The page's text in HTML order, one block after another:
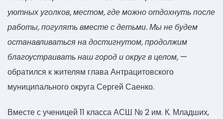
уютных уголков, местом, где можно отдохнуть после
работы, погулять вместе с детьми. Мы не будем
останавливаться на достигнутом, продолжим
благоустраивать наш город и округ в целом, —
обратился к жителям глава Антрацитовского
муниципального округа Сергей Саенко.
Вместе с ученицей 11 класса АСШ № 2 им. К. Младших,